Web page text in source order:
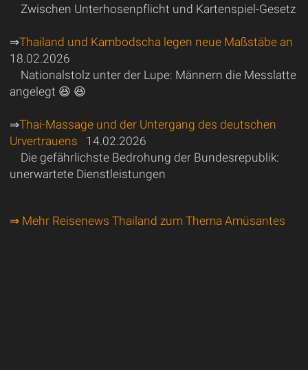
Zwischen Unterhosenpflicht und Kartenspiel-Gesetz
⇒Thailand und Kambodscha legen neue Maßstäbe an
18.02.2026
Nationalstolz unter der Lupe: Männern die Messlatte
angelegt 😆 😆
⇒Thai-Massage und der Untergang des deutschen
Urvertrauens 14.02.2026
Die gefährlichste Bedrohung der Bundesrepublik:
unerwartete Dienstleistungen
⇒ Mehr Reisenews Thailand zum Thema Amüsantes